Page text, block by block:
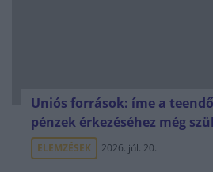
Uniós források: íme a
pénzek érkezéséhez még
ELEMZÉSEK 2026. júl. 20.